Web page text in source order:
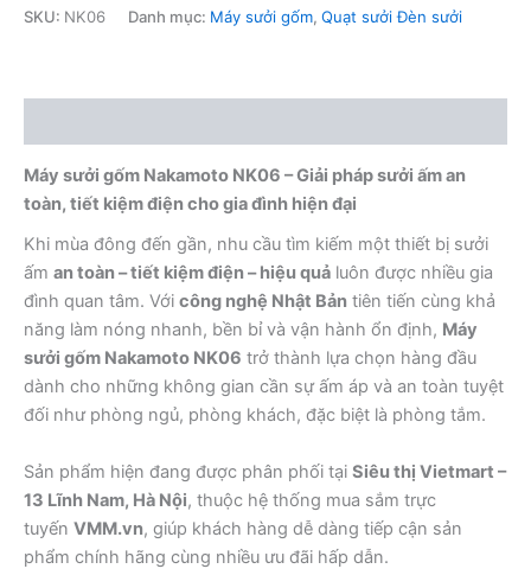
Nakamoto
SKU: NK06 Danh mục: Máy sưởi gốm, Quạt sưởi Đèn sưởi
Máy sưởi gốm Nakamoto NK06 – Giải pháp sưởi ấm an
toàn, tiết kiệm điện cho gia đình hiện đại
Khi mùa đông đến gần, nhu cầu tìm kiếm một thiết bị sưởi
ấm an toàn – tiết kiệm điện – hiệu quả luôn được nhiều gia
đình quan tâm. Với công nghệ Nhật Bản tiên tiến cùng khả
năng làm nóng nhanh, bền bỉ và vận hành ổn định, Máy
sưởi gốm Nakamoto NK06 trở thành lựa chọn hàng đầu
dành cho những không gian cần sự ấm áp và an toàn tuyệt
đối như phòng ngủ, phòng khách, đặc biệt là phòng tắm.
Sản phẩm hiện đang được phân phối tại Siêu thị Vietmart –
13 Lĩnh Nam, Hà Nội, thuộc hệ thống mua sắm trực
tuyến VMM.vn, giúp khách hàng dễ dàng tiếp cận sản
phẩm chính hãng cùng nhiều ưu đãi hấp dẫn.